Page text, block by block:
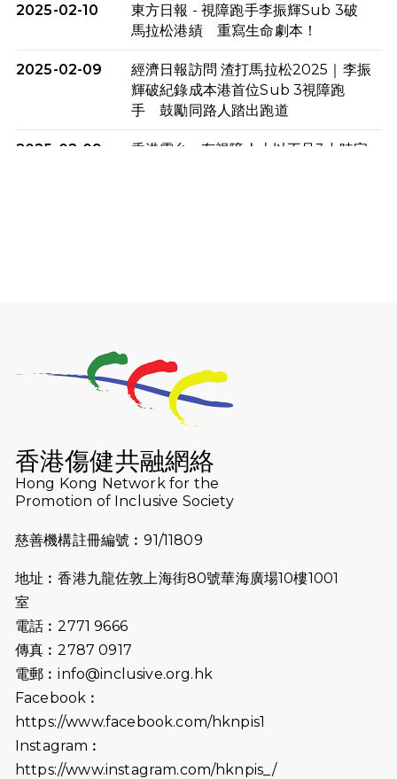
2025-02-10
東方日報 - 視障跑手李振輝Sub 3破
馬拉松港績 重寫生命劇本！
2025-02-09
經濟日報訪問 渣打馬拉松2025｜李振
輝破紀錄成本港首位Sub 3視障跑
手 鼓勵同路人踏出跑道
2025-02-09
香港電台 - 有視障人士以不足3小時完
成就毅行壯舉
尋找跑會的故事 #23 | 猛龍長跑會 -
Why Not Run
2024-11-07
樂施毅行者｜毅行40「堅」並肩下周
五開鑼 逾4千健兒蓄勢待發
跑友黃志輝(Jeff)和鄭子健(Jason)
2024-10-22
#WhyNotRun 試跑員一號的領跑體
2024-10-01
港鐵「Chill Fun鐵路樂園」近8萬人
參加 邀視障、聽障人士入場促社會共
2024-08-11
Justice Bernstein’s interview with
released last Sunday (11th Aug
香港傷健共融網絡
Hong Kong Network for the
Promotion of Inclusive Society
慈善機構註冊編號︰91/11809
地址︰香港九龍佐敦上海街80號華海廣場10樓1001
室
電話︰2771 9666
傳真︰2787 0917
電郵︰info@inclusive.org.hk
Facebook︰
https://www.facebook.com/hknpis1
Instagram︰
https://www.instagram.com/hknpis_/